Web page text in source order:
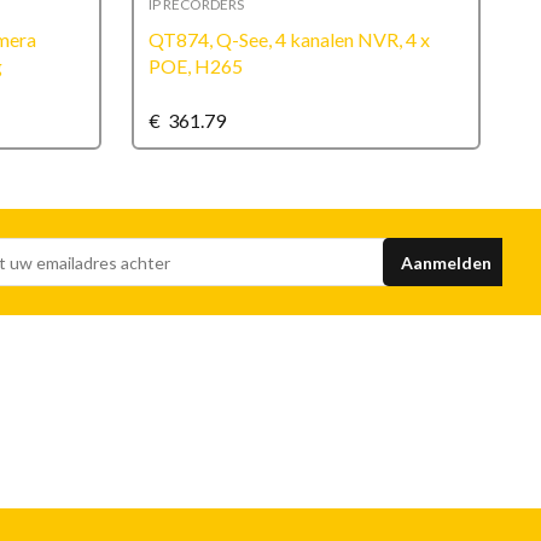
IP RECORDERS
QT874, Q-See, 4 kanalen NVR, 4 x
POE, H265
€ 361.79